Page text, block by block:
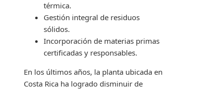
térmica.
Gestión integral de residuos
sólidos.
Incorporación de materias primas
certificadas y responsables.
En los últimos años, la planta ubicada en
Costa Rica ha logrado disminuir de